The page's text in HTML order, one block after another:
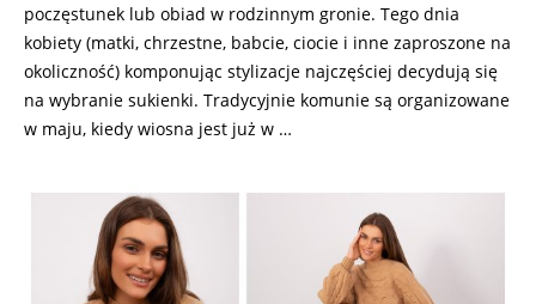
poczęstunek lub obiad w rodzinnym gronie. Tego dnia
kobiety (matki, chrzestne, babcie, ciocie i inne zaproszone na
okoliczność) komponując stylizacje najczęściej decydują się
na wybranie sukienki. Tradycyjnie komunie są organizowane
w maju, kiedy wiosna jest już w …